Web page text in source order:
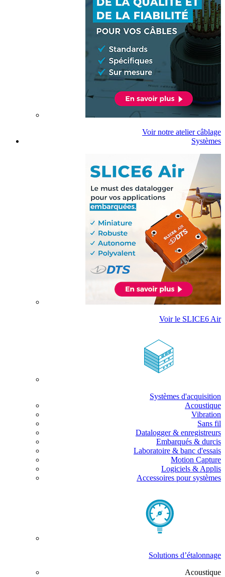
Voir notre atelier câblage
Systèmes
Voir le SLICE6 Air
Systèmes d'acquisition
Acoustique
Vibration
Sans fil
Datalogger & enregistreurs
Embarqués & durcis
Laboratoire & banc d'essais
Motion Capture
Logiciels & Applis
Accessoires pour systèmes
Solutions d’étalonnage
Acoustique